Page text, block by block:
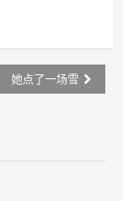
她点了一场雪